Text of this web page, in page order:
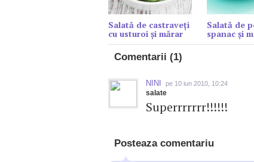
Salată de castraveți
cu usturoi și mărar
Salată de
spanac şi
Comentarii (1)
NINI pe 10 iun 2010, 10:24
salate
Superrrrrrr!!!!!!
Posteaza comentariu